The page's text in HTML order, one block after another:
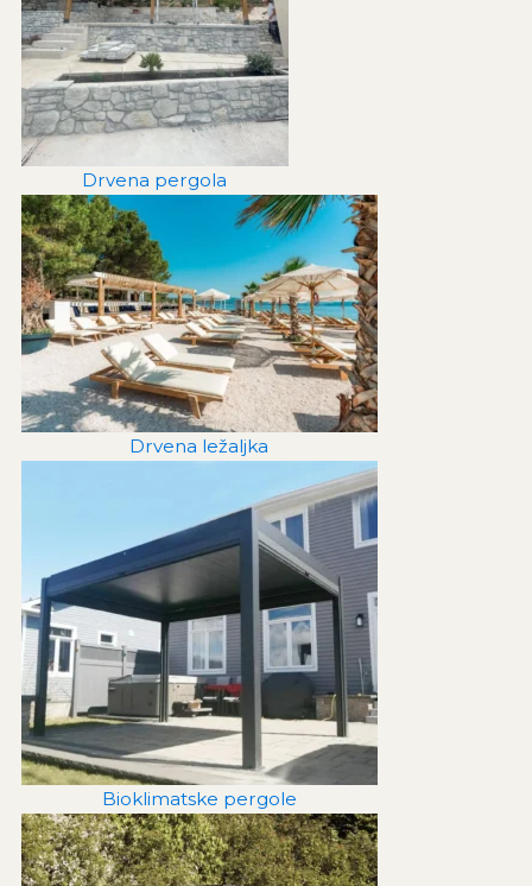
Drvena pergola
Drvena ležaljka
Bioklimatske pergole